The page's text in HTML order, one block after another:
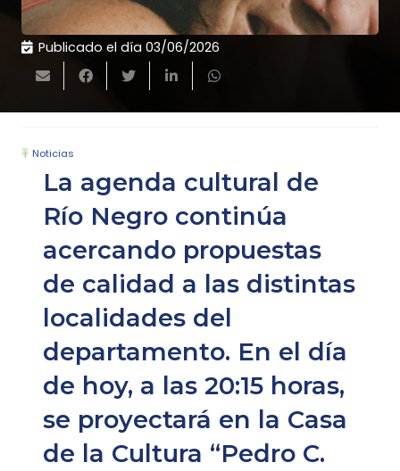
Publicado el día 03/06/2026
Noticias
La agenda cultural de
Río Negro continúa
acercando propuestas
de calidad a las distintas
localidades del
departamento. En el día
de hoy, a las 20:15 horas,
se proyectará en la Casa
de la Cultura “Pedro C.